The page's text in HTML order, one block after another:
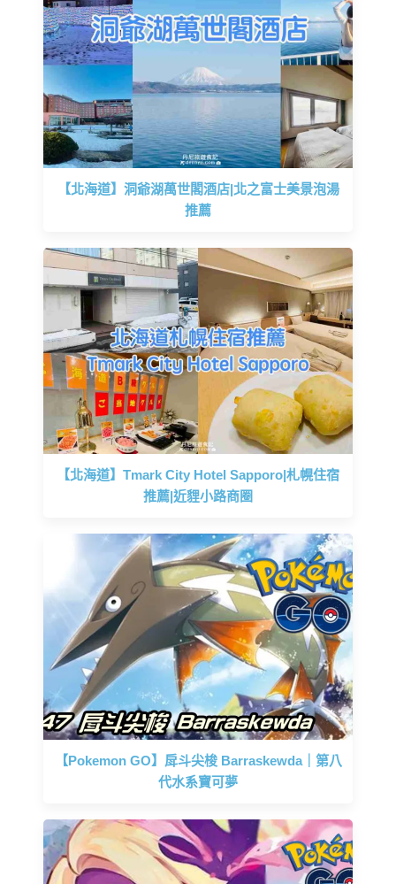
【北海道】洞爺湖萬世閣酒店|北之富士美景泡湯
推薦
【北海道】Tmark City Hotel Sapporo|札幌住宿
推薦|近貍小路商圈
【Pokemon GO】戽斗尖梭 Barraskewda｜第八
代水系寶可夢